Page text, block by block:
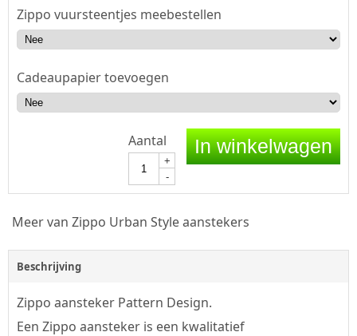
Zippo vuursteentjes meebestellen
Cadeaupapier toevoegen
Aantal
+
-
In winkelwagen
Meer van Zippo Urban Style aanstekers
Beschrijving
Zippo aansteker Pattern Design.
Een Zippo aansteker is een kwalitatief